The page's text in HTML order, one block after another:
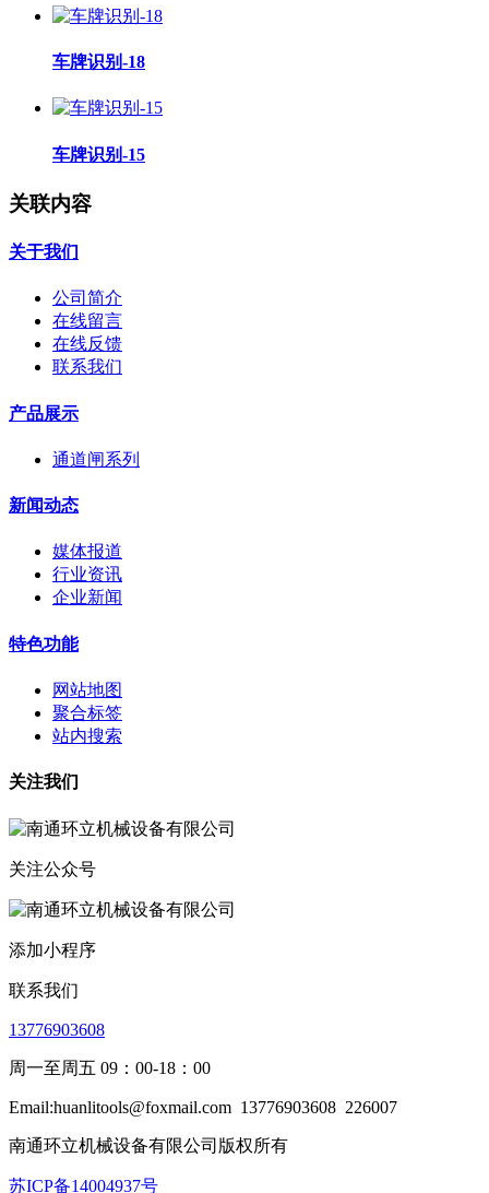
车牌识别-18
车牌识别-15
关联内容
关于我们
公司简介
在线留言
在线反馈
联系我们
产品展示
通道闸系列
新闻动态
媒体报道
行业资讯
企业新闻
特色功能
网站地图
聚合标签
站内搜索
关注我们
关注公众号
添加小程序
联系我们
13776903608
周一至周五 09：00-18：00
Email:huanlitools@foxmail.com 13776903608 226007
南通环立机械设备有限公司版权所有
苏ICP备14004937号